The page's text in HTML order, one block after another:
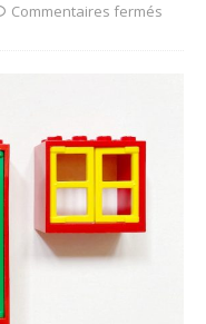
Commentaires fermés